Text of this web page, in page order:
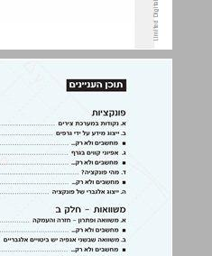
פונקציות ... 4